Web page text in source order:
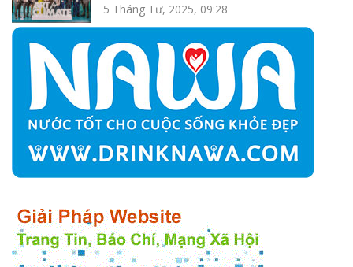
5 Tháng Tư, 2025, 09:28